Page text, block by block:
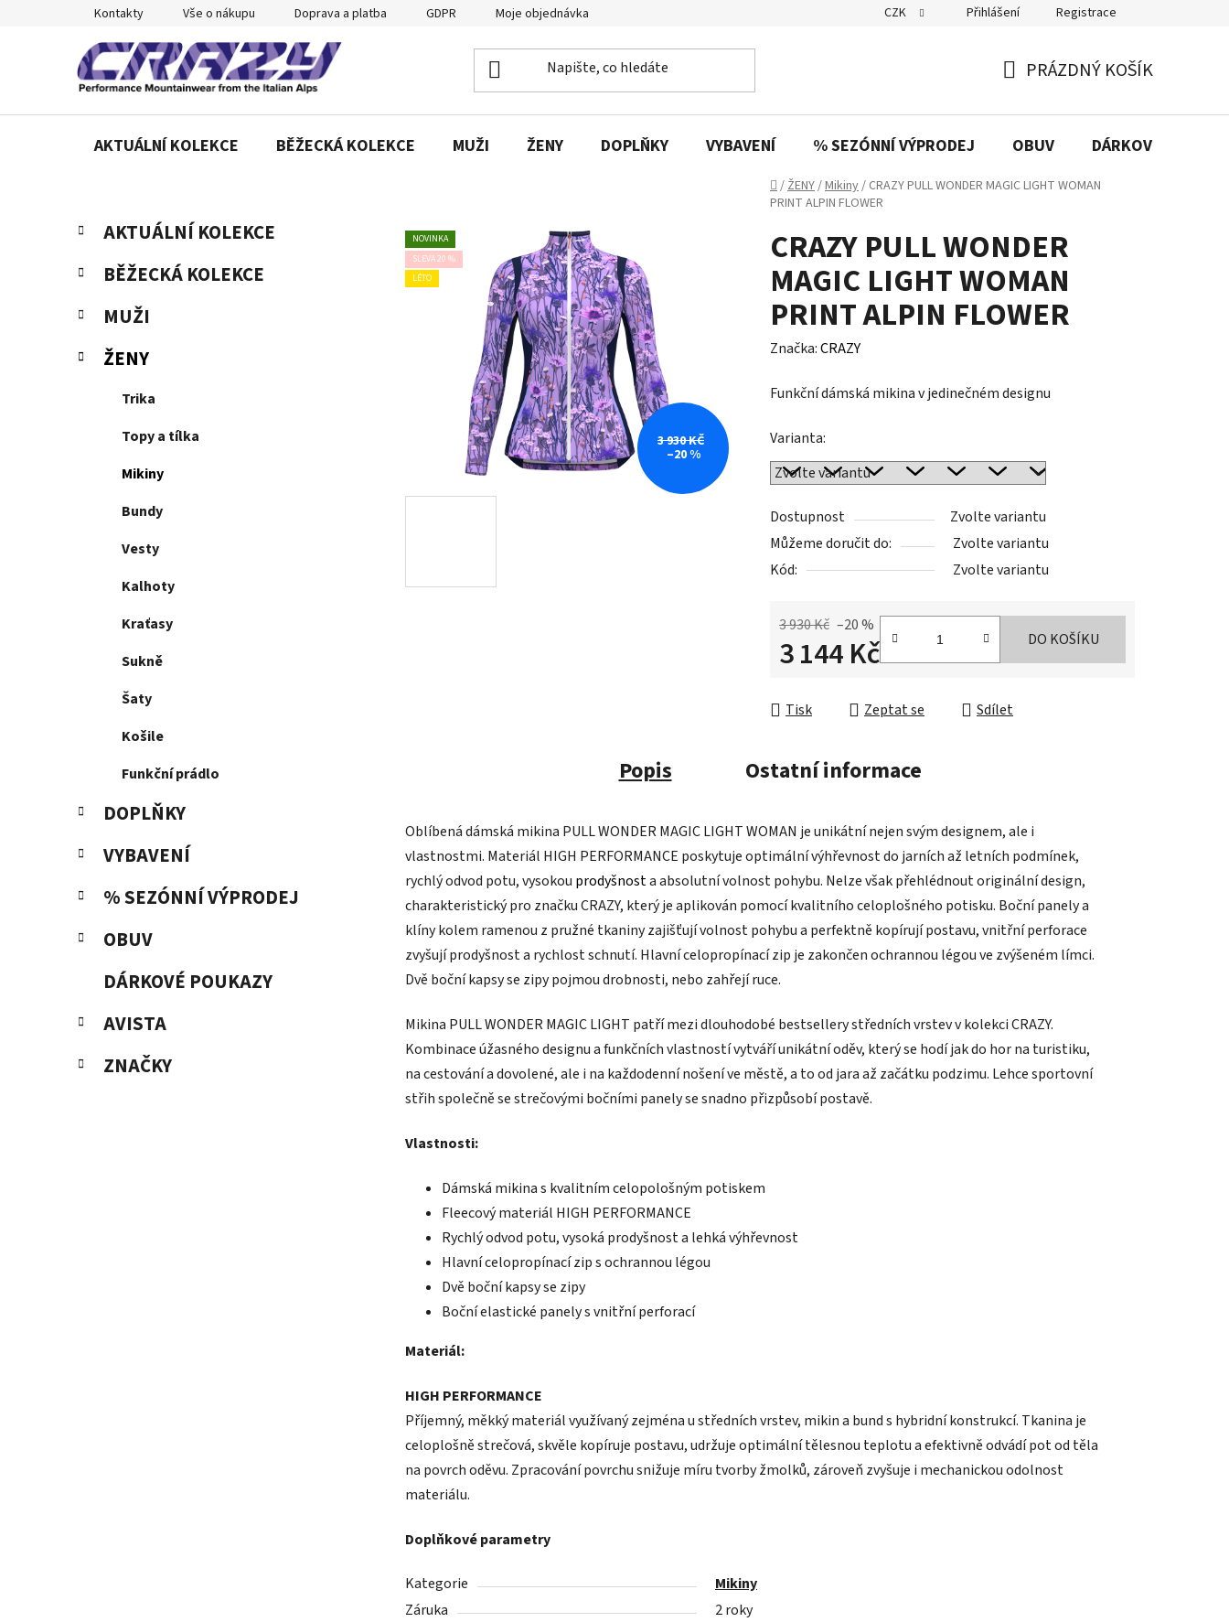
Kontakty Vše o nákupu Doprava a platba GDPR Moje objednávka CZK Přihlášení Registrace
KOŠÍK
PRÁZDNÝ KOŠÍK
AKTUÁLNÍ KOLEKCE BĚŽECKÁ KOLEKCE MUŽI ŽENY DOPLŇKY VYBAVENÍ % SEZÓNNÍ VÝPRODEJ OBUV DÁRKOVÉ
Domů
/ŽENY/Mikiny/ CRAZY PULL WONDER MAGIC LIGHT WOMAN
PRINT ALPIN FLOWER
P
s
r
n
Přeskočit
kategorie
K
a
t
e
o
i
AKTUÁLNÍ KOLEKCE
BĚŽECKÁ KOLEKCE
MUŽI
ŽENY
Trika
Topy a tílka
Mikiny
Bundy
Vesty
Kalhoty
Kraťasy
Sukně
Šaty
Košile
Funkční prádlo
DOPLŇKY
VYBAVENÍ
% SEZÓNNÍ VÝPRODEJ
OBUV
DÁRKOVÉ POUKAZY
AVISTA
ZNAČKY
CRAZY PULL WONDER
MAGIC LIGHT WOMAN
PRINT ALPIN FLOWER
Značka:CRAZY
Funkční dámská mikina v jedinečném designu
Varianta:
Dostupnost
Zvolte variantu
Můžeme doručit do:
Zvolte variantu
Kód:
Zvolte variantu
3 930 Kč –20 %
3 144 Kč DO KOŠÍKU
Tisk Zeptat se Sdílet
NOVINKA
SLEVA 20 %
LÉTO
3 930 KČ
–20 %
Popis Ostatní informace
Oblíbená dámská mikina PULL WONDER MAGIC LIGHT WOMAN je unikátní nejen svým designem, ale i
vlastnostmi. Materiál HIGH PERFORMANCE poskytuje optimální výhřevnost do jarních až letních podmínek,
rychlý odvod potu, vysokou prodyšnosta absolutní volnost pohybu. Nelze však přehlédnout originální design,
charakteristický pro značku CRAZY, který je aplikován pomocí kvalitního celoplošného potisku. Boční panely a
klíny kolem ramenou z pružné tkaniny zajišťují volnost pohybu a perfektně kopírují postavu, vnitřní perforace
zvyšují prodyšnost a rychlost schnutí. Hlavní celopropínací zip je zakončen ochrannou légou ve zvýšeném límci.
Dvě boční kapsy se zipy pojmou drobnosti, nebo zahřejí ruce.
Mikina PULL WONDER MAGIC LIGHT patří mezi dlouhodobé bestsellery středních vrstev v kolekci CRAZY.
Kombinace úžasného designu a funkčních vlastností vytváří unikátní oděv, který se hodí jak do hor na turistiku,
na cestování a dovolené, ale i na každodenní nošení ve městě, a to od jara až začátku podzimu. Lehce sportovní
střih společně se strečovými bočními panely se snadno přizpůsobí postavě.
Vlastnosti:
Dámská mikina s kvalitním celopološným potiskem
Fleecový materiál HIGH PERFORMANCE
Rychlý odvod potu, vysoká prodyšnost a lehká výhřevnost
Hlavní celopropínací zip s ochrannou légou
Dvě boční kapsy se zipy
Boční elastické panely s vnitřní perforací
Materiál:
HIGH PERFORMANCE
Příjemný, měkký materiál využívaný zejména u středních vrstev, mikin a bund s hybridní konstrukcí. Tkanina je
celoplošně strečová, skvěle kopíruje postavu, udržuje optimální tělesnou teplotu a efektivně odvádí pot od těla
na povrch oděvu. Zpracování povrchu snižuje míru tvorby žmolků, zároveň zvyšuje i mechanickou odolnost
materiálu.
Doplňkové parametry
Kategorie
Mikiny
Záruka
2 roky